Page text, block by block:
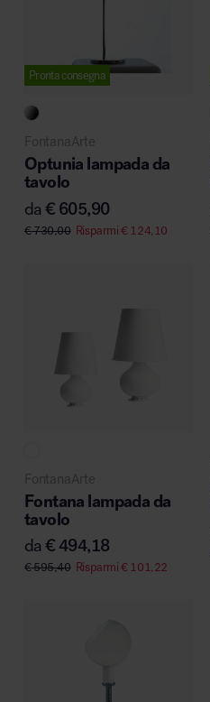
Area riunione e convegni
Area lounge e attesa
Area outdoor
Area hospitality
Pronta consegna
FontanaArte
Optunia lampada da
tavolo
da€ 605,90
€730,00 Risparmi€124,10
FontanaArte
Fontana lampada da
tavolo
da€ 494,18
€595,40 Risparmi€101,22